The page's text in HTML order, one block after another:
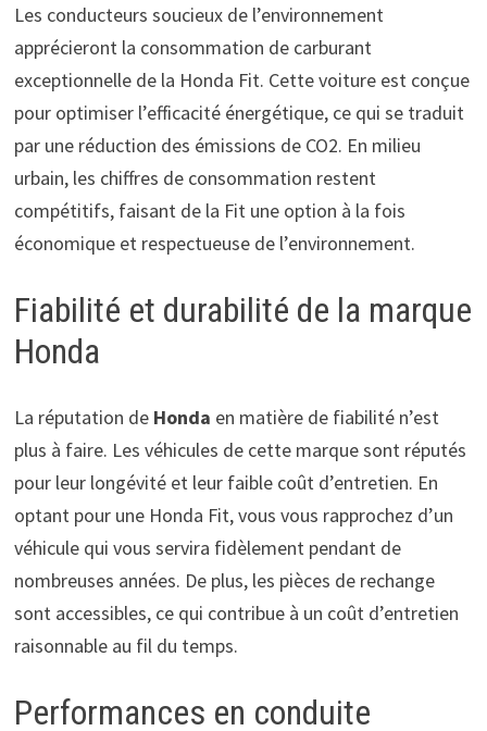
Les conducteurs soucieux de l’environnement
apprécieront la consommation de carburant
exceptionnelle de la Honda Fit. Cette voiture est conçue
pour optimiser l’efficacité énergétique, ce qui se traduit
par une réduction des émissions de CO2. En milieu
urbain, les chiffres de consommation restent
compétitifs, faisant de la Fit une option à la fois
économique et respectueuse de l’environnement.
Fiabilité et durabilité de la marque
Honda
La réputation de Honda en matière de fiabilité n’est
plus à faire. Les véhicules de cette marque sont réputés
pour leur longévité et leur faible coût d’entretien. En
optant pour une Honda Fit, vous vous rapprochez d’un
véhicule qui vous servira fidèlement pendant de
nombreuses années. De plus, les pièces de rechange
sont accessibles, ce qui contribue à un coût d’entretien
raisonnable au fil du temps.
Performances en conduite